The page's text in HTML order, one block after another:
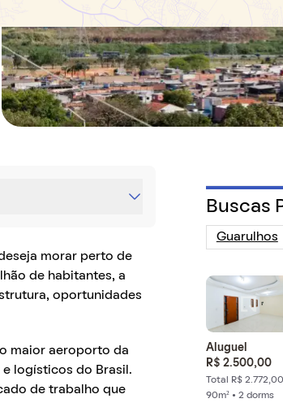
morar perto de
de habitantes, a
oportunidades
maior aeroporto da
logísticos do Brasil.
de trabalho que
Buscas
Aluguel
R$ 2.500,00
Total R$ 2.772,00
90m² • 2 dorms